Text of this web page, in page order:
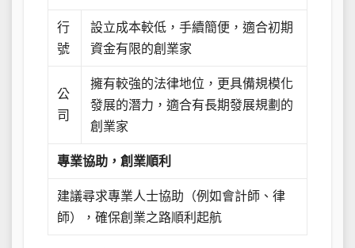
行
號
設立成本較低，手續簡便，適合初期
資金有限的創業家
公
司
擁有較強的法律地位，更具備規模化
發展的潛力，適合有長期發展規劃的
創業家
專業協助，創業順利
建議尋求專業人士協助（例如會計師、律
師），確保創業之路順利起航